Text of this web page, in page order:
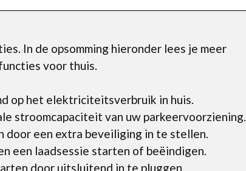
In de opsomming hieronder lees je meer
voor thuis.
op het elektriciteitsverbruik in huis.
stroomcapaciteit van uw parkeervoorziening.
door een extra beveiliging in te stellen.
een laadsessie starten of beëindigen.
door uitsluitend in te pluggen.